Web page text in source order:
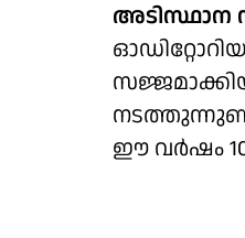
അടിസ്ഥാന
ഈ വർഷം